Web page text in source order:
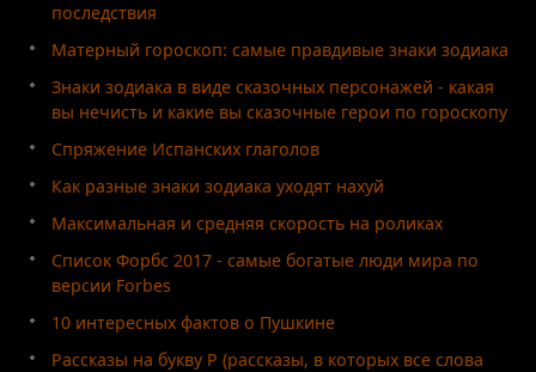
последствия
Матерный гороскоп: самые правдивые знаки зодиака
Знаки зодиака в виде сказочных персонажей - какая
вы нечисть и какие вы сказочные герои по гороскопу
Спряжение Испанских глаголов
Как разные знаки зодиака уходят нахуй
Максимальная и средняя скорость на роликах
Список Форбс 2017 - самые богатые люди мира по
версии Forbes
10 интересных фактов о Пушкине
Рассказы на букву Р (рассказы, в которых все слова